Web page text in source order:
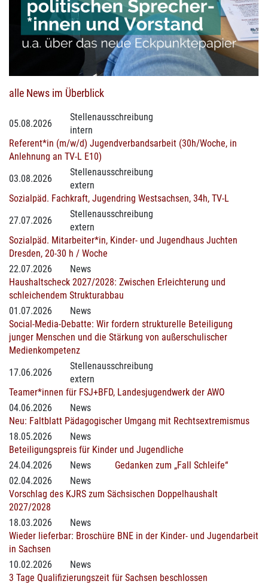
alle News im Überblick
05.08.2026
Stellenausschreibung
intern
Referent*in (m/w/d) Jugendverbandsarbeit (30h/Woche, in
Anlehnung an TV-L E10)
03.08.2026
Stellenausschreibung
extern
Sozialpäd. Fachkraft, Jugendring Westsachsen, 34h, TV-L
27.07.2026
Stellenausschreibung
extern
Sozialpäd. Mitarbeiter*in, Kinder- und Jugendhaus Juchten
Dresden, 20-30 h / Woche
22.07.2026
News
Haushaltscheck 2027/2028: Zwischen Erleichterung und
schleichendem Strukturabbau
01.07.2026
News
Social-Media-Debatte: Wir fordern strukturelle Beteiligung
junger Menschen und die Stärkung von außerschulischer
Medienkompetenz
17.06.2026
Stellenausschreibung
extern
Teamer*innen für FSJ+BFD, Landesjugendwerk der AWO
04.06.2026
News
Neu: Faltblatt Pädagogischer Umgang mit Rechtsextremismus
18.05.2026
News
Beteiligungspreis für Kinder und Jugendliche
24.04.2026
News
Gedanken zum „Fall Schleife“
02.04.2026
News
Vorschlag des KJRS zum Sächsischen Doppelhaushalt
2027/2028
18.03.2026
News
Wieder lieferbar: Broschüre BNE in der Kinder- und Jugendarbeit
in Sachsen
10.02.2026
News
3 Tage Qualifizierungszeit für Sachsen beschlossen